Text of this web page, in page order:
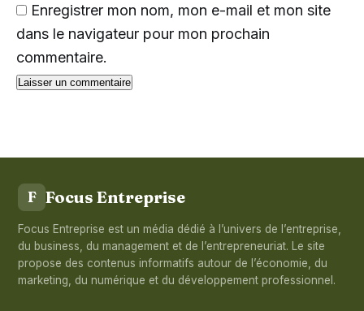
Enregistrer mon nom, mon e-mail et mon site
dans le navigateur pour mon prochain
commentaire.
F Focus Entreprise
Focus Entreprise est un média dédié à l’univers de l’entreprise,
du business, du management et de l’entrepreneuriat. Le site
propose des contenus informatifs autour de l’économie, du
marketing, du numérique et du développement professionnel.